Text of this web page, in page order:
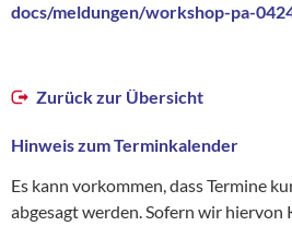
docs/meldungen/workshop-pa-
Zurück zur Übersicht
Hinweis zum Terminkalender
Es kann vorkommen, dass Termine
abgesagt werden. Sofern wir